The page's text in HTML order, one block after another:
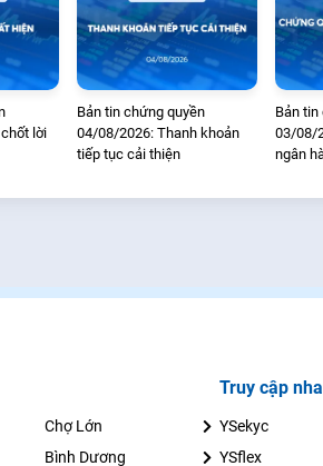
lời
Bản tin chứng quyền
04/08/2026: Thanh khoản
tiếp tục cải thiện
Bản tin
03/08/
ngân
Chợ Lớn
Bình Dương
Truy cập
YSekyc
YSflex